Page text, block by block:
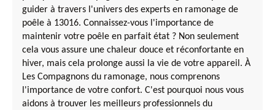
guider à travers l'univers des experts en ramonage de
poêle à 13016. Connaissez-vous l'importance de
maintenir votre poêle en parfait état ? Non seulement
cela vous assure une chaleur douce et réconfortante en
hiver, mais cela prolonge aussi la vie de votre appareil. À
Les Compagnons du ramonage, nous comprenons
l'importance de votre confort. C'est pourquoi nous vous
aidons à trouver les meilleurs professionnels du